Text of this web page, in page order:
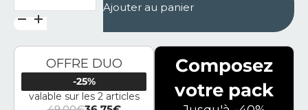
Ajouter au panier
OFFRE DUO
-25%
valable sur les 2 articles
Composez
votre pack